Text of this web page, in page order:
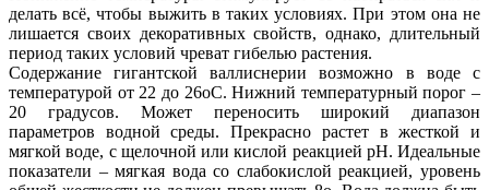
делать всё, чтобы выжить в таких условиях. При этом она не
лишается своих декоративных свойств, однако, длительный
период таких условий чреват гибелью растения.
Содержание гигантской валлиснерии возможно в воде с
температурой от 22 до 26оС. Нижний температурный порог –
20 градусов. Может переносить широкий диапазон
параметров водной среды. Прекрасно растет в жесткой и
мягкой воде, с щелочной или кислой реакцией рН. Идеальные
показатели – мягкая вода со слабокислой реакцией, уровень